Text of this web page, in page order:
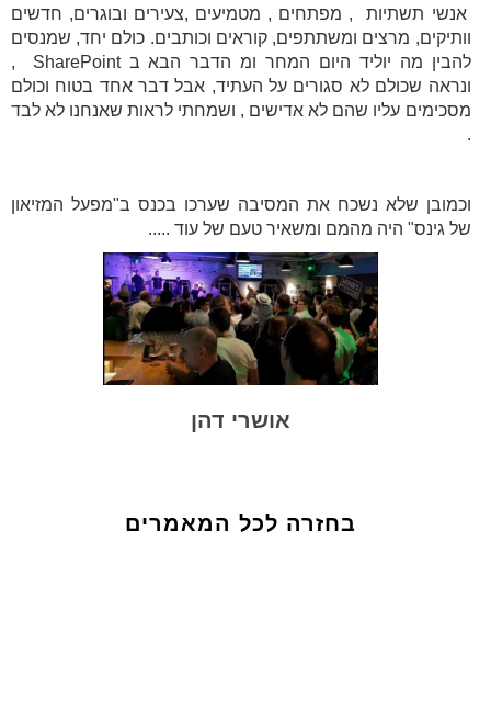
אנשי תשתיות , מפתחים , מטמיעים ,צעירים ובוגרים, חדשים
וותיקים, מרצים ומשתתפים, קוראים וכותבים. כולם יחד, שמנסים
להבין מה יוליד היום המחר ומ הדבר הבא ב SharePoint ,
ונראה שכולם לא סגורים על העתיד, אבל דבר אחד בטוח וכולם
מסכימים עליו שהם לא אדישים , ושמחתי לראות שאנחנו לא לבד
.
וכמובן שלא נשכח את המסיבה שערכו בכנס ב"מפעל המזיאון
של גינס" היה מהמם ומשאיר טעם של עוד .....
אושרי דהן
בחזרה לכל המאמרים